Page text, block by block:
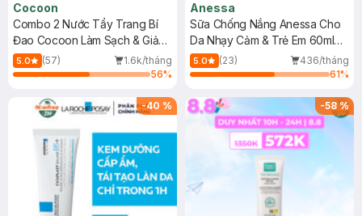
Cocoon
Combo 2 Nước Tẩy Trang Bí
Đao Cocoon Làm Sạch & Giảm
Dầu 500ml
5.0 (57)
1.6k/tháng
56%
Anessa
Sữa Chống Nắng Anessa Cho
Da Nhạy Cảm & Trẻ Em 60ml
(Mới)
5.0 (23)
436/tháng
61%
-40 % -58%